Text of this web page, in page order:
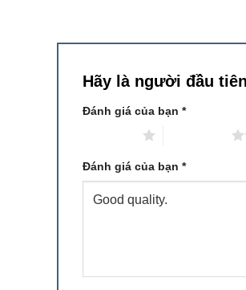
Hãy là người đầu
Đánh giá của bạn *
Đánh giá của bạn *